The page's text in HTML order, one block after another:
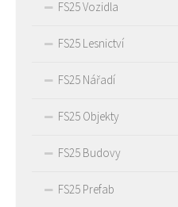
FS25 Vozidla
FS25 Lesnictví
FS25 Nářadí
FS25 Objekty
FS25 Budovy
FS25 Prefab